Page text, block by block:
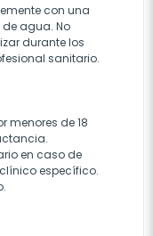
con una
agua. No
durante los
sanitario.
menores de 18
en caso de
específico.